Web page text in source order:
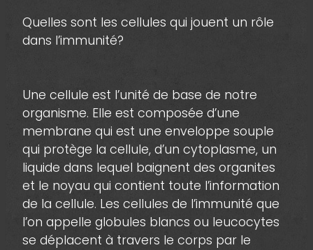
Quelles sont les cellules qui jouent un rôle
dans l’immunité?
Une cellule est l’unité de base de notre
organisme. Elle est composée d’une
membrane qui est une enveloppe souple
qui protège la cellule, d’un cytoplasme, un
liquide dans lequel baignent des organites
et le noyau qui contient toute l’information
de la cellule. Les cellules de l’immunité que
l’on appelle globules blancs ou leucocytes
se déplacent à travers le corps par le